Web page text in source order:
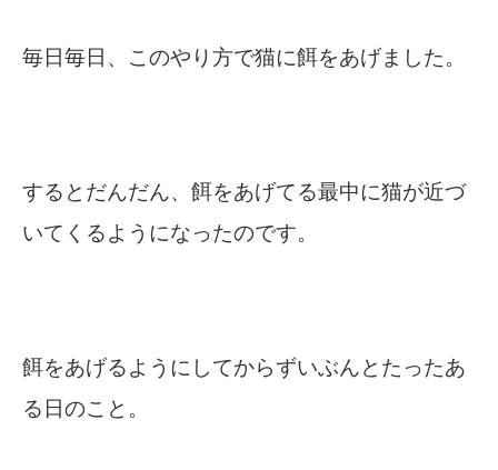
毎日毎日、このやり方で猫に餌をあげました。
するとだんだん、餌をあげてる最中に猫が近づ
いてくるようになったのです。
餌をあげるようにしてからずいぶんとたったあ
る日のこと。